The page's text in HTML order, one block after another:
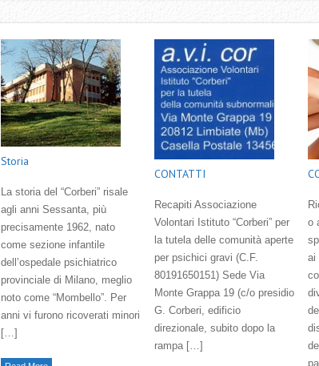
Storia
La storia del “Corberi” risale
agli anni Sessanta, più
precisamente 1962, nato
come sezione infantile
dell’ospedale psichiatrico
provinciale di Milano, meglio
noto come “Mombello”. Per
anni vi furono ricoverati minori
[…]
CONTATTI
Recapiti Associazione
Volontari Istituto “Corberi” per
la tutela delle comunità aperte
per psichici gravi (C.F.
80191650151) Sede Via
Monte Grappa 19 (c/o presidio
G. Corberi, edificio
direzionale, subito dopo la
rampa […]
o
ai